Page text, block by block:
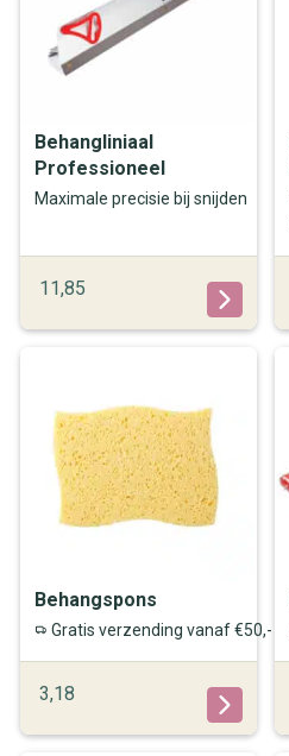
Behangliniaal
Professioneel
Maximale precisie bij snijden
11,85
Behangspons
Gratis verzending vanaf €50,-
3,18